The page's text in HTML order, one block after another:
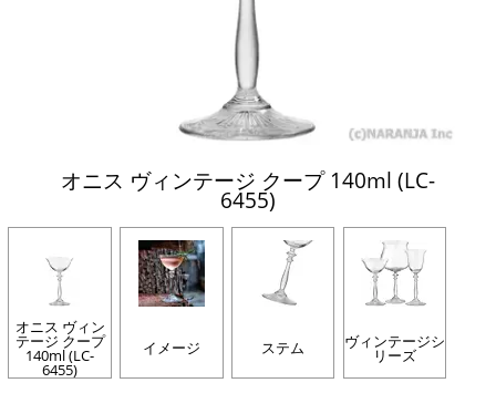
オニス ヴィンテージ クープ 140ml (LC-
6455)
オニス ヴィン
テージ クープ
140ml (LC-
6455)
イメージ ステム ヴィンテージシ
リーズ